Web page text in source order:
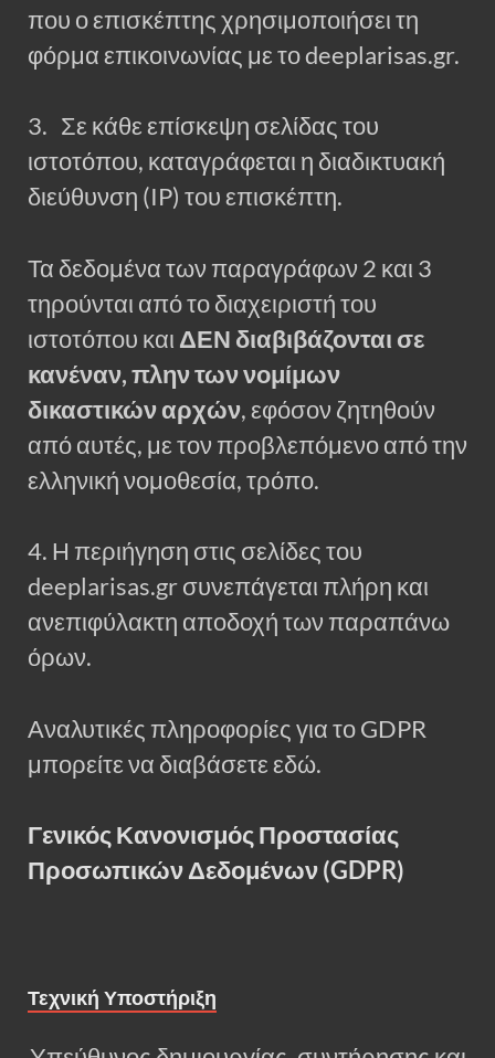
που ο επισκέπτης χρησιμοποιήσει τη
φόρμα επικοινωνίας με το deeplarisas.gr.
3. Σε κάθε επίσκεψη σελίδας του
ιστοτόπου, καταγράφεται η διαδικτυακή
διεύθυνση (IP) του επισκέπτη.
Τα δεδομένα των παραγράφων 2 και 3
τηρούνται από το διαχειριστή του
ιστοτόπου και ΔΕΝ διαβιβάζονται σε
κανέναν, πλην των νομίμων
δικαστικών αρχών, εφόσον ζητηθούν
από αυτές, με τον προβλεπόμενο από την
ελληνική νομοθεσία, τρόπο.
4. Η περιήγηση στις σελίδες του
deeplarisas.gr συνεπάγεται πλήρη και
ανεπιφύλακτη αποδοχή των παραπάνω
όρων.
Αναλυτικές πληροφορίες για το GDPR
μπορείτε να διαβάσετε εδώ.
Γενικός Κανονισμός Προστασίας
Προσωπικών Δεδομένων (GDPR)
Τεχνική Υποστήριξη